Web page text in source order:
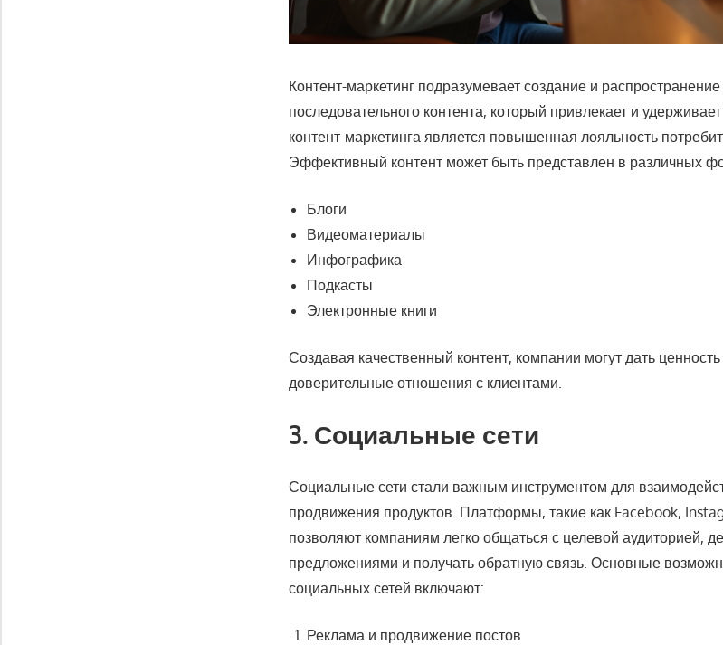
Контент-маркетинг подразумевает создание и
последовательного контента, который привлекает и
контент-маркетинга является повышенная лояльность
Эффективный контент может быть представлен в различных
Блоги
Видеоматериалы
Инфографика
Подкасты
Электронные книги
Создавая качественный контент, компании могут дать
доверительные отношения с клиентами.
3. Социальные сети
Социальные сети стали важным инструментом для
продвижения продуктов. Платформы, такие как Facebook,
позволяют компаниям легко общаться с целевой аудиторией,
предложениями и получать обратную связь. Основные
социальных сетей включают:
Реклама и продвижение постов